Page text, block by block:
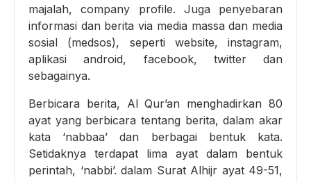
majalah, company profile. Juga penyebaran
informasi dan berita via media massa dan media
sosial (medsos), seperti website, instagram,
aplikasi android, facebook, twitter dan
sebagainya.
Berbicara berita, Al Qur’an menghadirkan 80
ayat yang berbicara tentang berita, dalam akar
kata ‘nabbaa’ dan berbagai bentuk kata.
Setidaknya terdapat lima ayat dalam bentuk
perintah, ‘nabbi’. dalam Surat Alhijr ayat 49-51,